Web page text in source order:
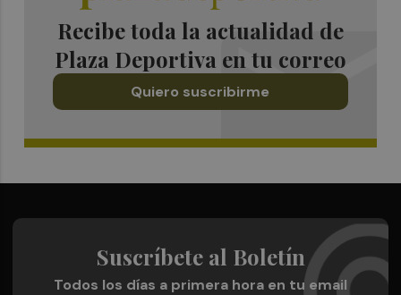
Recibe toda la actualidad de
Plaza Deportiva en tu correo
Quiero suscribirme
Suscríbete al Boletín
Todos los días a primera hora en tu email